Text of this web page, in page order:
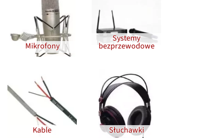
Mikrofony
Systemy
bezprzewodowe
Kable Słuchawki